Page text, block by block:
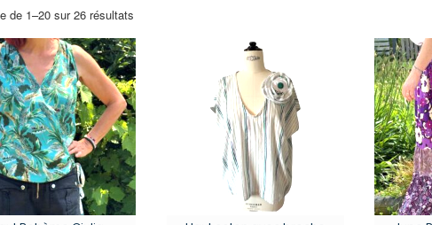
de 1–20 sur 26 résultats